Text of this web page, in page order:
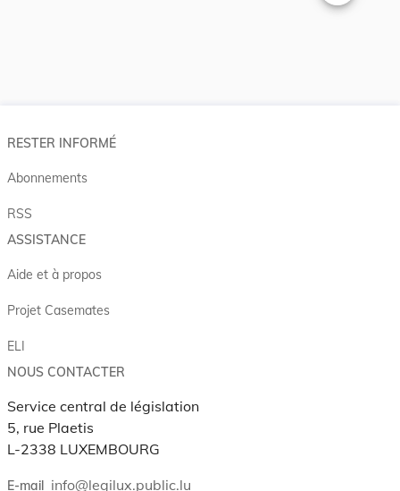
Changer la
RESTER INFORMÉ
Abonnements
RSS
ASSISTANCE
Aide et à propos
Projet Casemates
ELI
NOUS CONTACTER
Service central de législation
5, rue Plaetis
L-2338 LUXEMBOURG
E-mail info@legilux.public.lu